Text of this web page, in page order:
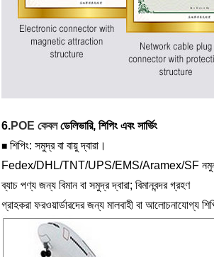
6.POE কেবলডেলিভারি, শিপিং এবং সার্ভিং
■ শিপিং: সমুদ্র বা বায়ু দ্বারা।
Fedex/DHL/TNT/UPS/EMS/Aramex/SF
ব্যাচ পণ্য জন্য বিমান বা সমুদ্র দ্বারা; বিমানবন্দর গ্রহণ
গ্রাহকরা ফরওয়ার্ডারদের জন্য মালবাহী বা আলোচনাযোগ্য